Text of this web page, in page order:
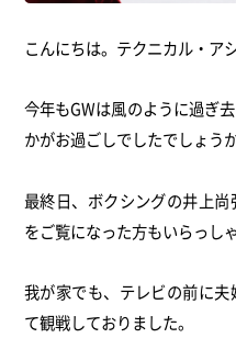
こんにちは。テクニカル・ア
今年もGWは風のように過ぎ
かがお過ごしでしたでしょうか
最終日、ボクシングの井上尚
をご覧になった方もいらっし
我が家でも、テレビの前に夫
て観戦しておりました。